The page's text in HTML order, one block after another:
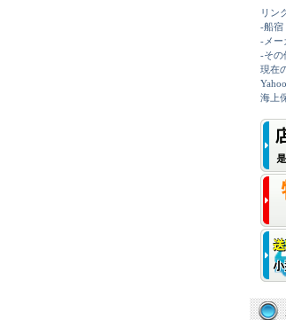
リン
-船宿
-メー
-その
現在
海上